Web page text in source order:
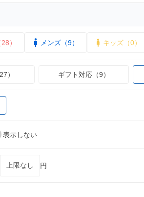
） メンズ（9） キッズ（0）
） ギフト対応（9）
表示しない
円